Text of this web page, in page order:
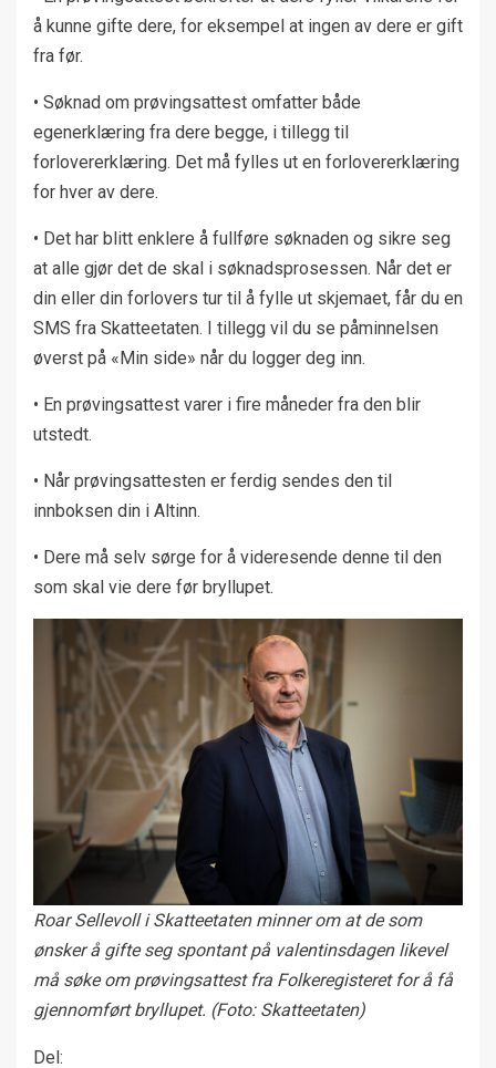
å kunne gifte dere, for eksempel at ingen av dere er gift
fra før.
• Søknad om prøvingsattest omfatter både
egenerklæring fra dere begge, i tillegg til
forlovererklæring. Det må fylles ut en forlovererklæring
for hver av dere.
• Det har blitt enklere å fullføre søknaden og sikre seg
at alle gjør det de skal i søknadsprosessen. Når det er
din eller din forlovers tur til å fylle ut skjemaet, får du en
SMS fra Skatteetaten. I tillegg vil du se påminnelsen
øverst på «Min side» når du logger deg inn.
• En prøvingsattest varer i fire måneder fra den blir
utstedt.
• Når prøvingsattesten er ferdig sendes den til
innboksen din i Altinn.
• Dere må selv sørge for å videresende denne til den
som skal vie dere før bryllupet.
Roar Sellevoll i Skatteetaten minner om at de som
ønsker å gifte seg spontant på valentinsdagen likevel
må søke om prøvingsattest fra Folkeregisteret for å få
gjennomført bryllupet. (Foto: Skatteetaten)
Del: